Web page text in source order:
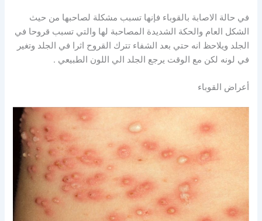
في حالة الاصابة بالقوباء فإنها تسبب مشكلة لصاحبها من حيث
الشكل العام والحكة الشديدة المصاحبة لها والتي تسبب قروحا في
الجلد ويلاحظ انه حتي بعد الشفاء تترك القروح اثرا في الجلد وتغير
في لونه لكن مع الوقت يرجع الجلد الي اللون الطبيعي .
أعراض القوباء